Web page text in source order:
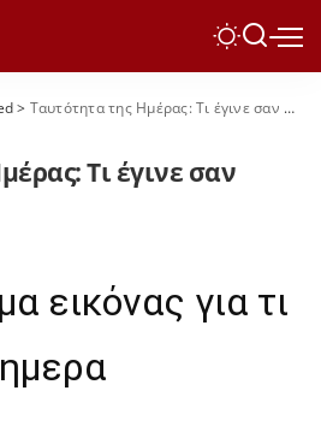
> Ταυτότητα της Ημέρας: Τι έγινε σαν σήμερα
Τι έγινε σαν